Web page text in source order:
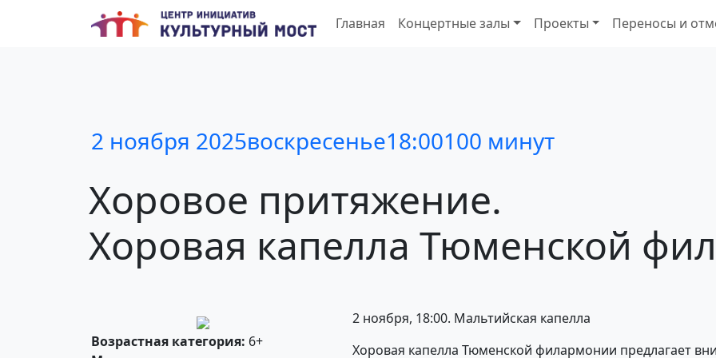
Главная Концертные залы Проекты Переносы и
2 ноября 2025воскресенье18:00100 минут
Хоровое притяжение.
Хоровая капелла Тюменской
Возрастная категория: 6+
2 ноября, 18:00. Мальтийская капелла
Хоровая капелла Тюменской филармонии предлагает